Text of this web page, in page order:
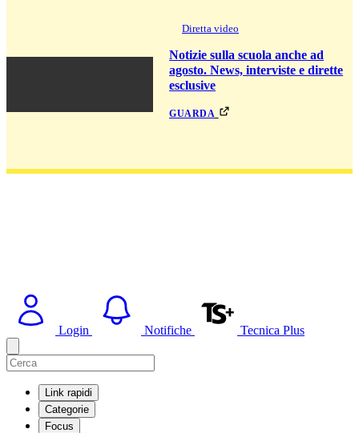
Diretta video
Notizie sulla scuola anche ad
agosto. News, interviste e dirette
esclusive
guarda
Login Notifiche Tecnica Plus
Link rapidi
Categorie
Focus